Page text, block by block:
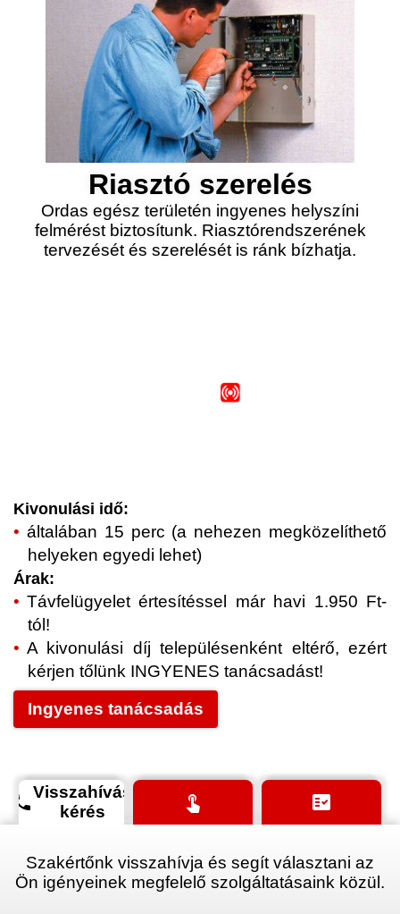
Riasztó szerelés
Ordas egész területén ingyenes helyszíni
felmérést biztosítunk. Riasztórendszerének
tervezését és szerelését is ránk bízhatja.
Kivonulási idő:
általában 15 perc (a nehezen megközelíthető
helyeken egyedi lehet)
Árak:
Távfelügyelet értesítéssel már havi 1.950 Ft-
tól!
A kivonulási díj településenként eltérő, ezért
kérjen tőlünk INGYENES tanácsadást!
Ingyenes tanácsadás
phoneVisszahívás
kérés
touch_app fact_check
Szakértőnk visszahívja és segít választani az
Ön igényeinek megfelelő szolgáltatásaink közül.